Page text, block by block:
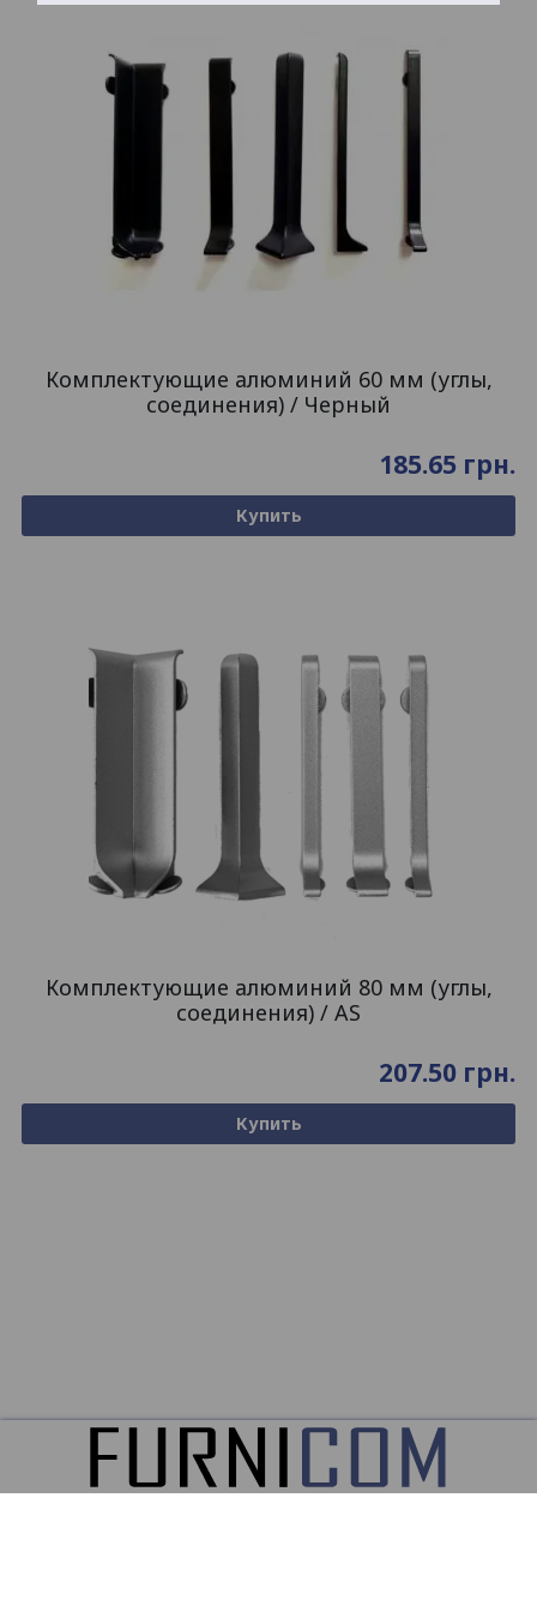
Комплектующие алюминий 60 мм (углы,
соединения) / Черный
185.65 грн.
Купить
Комплектующие алюминий 80 мм (углы,
соединения) / AS
207.50 грн.
Купить